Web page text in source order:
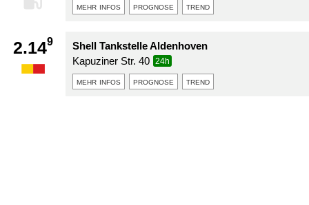
mehr infos prognose trend
2.149
Shell Tankstelle Aldenhoven
Kapuziner Str. 40
24h
mehr infos prognose trend